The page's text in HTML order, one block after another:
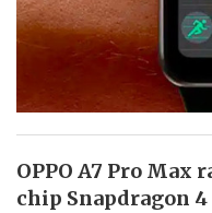
OPPO A7 Pro Max
chip Snapdragon 4